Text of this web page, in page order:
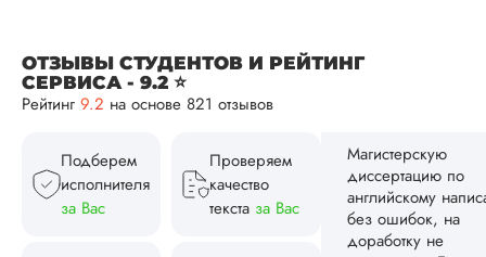
ОТЗЫВЫ СТУДЕНТОВ И РЕЙТИНГ
СЕРВИСА - 9.2 ⭐
Рейтинг 9.2 на основе 821 отзывов
Подберем
исполнителя
за Вас
Проверяем
качество
текста за Вас
Уникальность тоже
Тамилла